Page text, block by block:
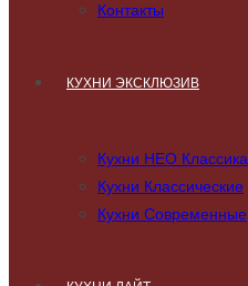
Контакты
КУХНИ ЭКСКЛЮЗИВ
Кухни НЕО Классика
Кухни Классические
Кухни Современные